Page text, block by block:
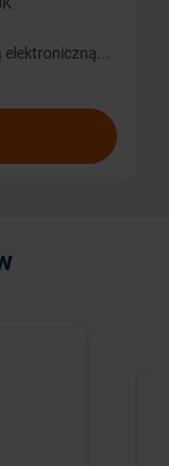
elektroniczną...